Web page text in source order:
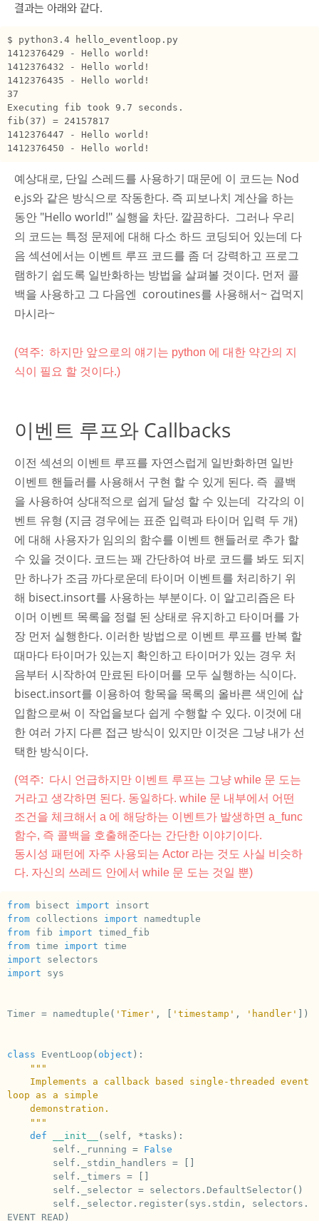
결과는 아래와 같다.
$ python3.4 hello_eventloop.py
1412376429 - Hello world!
1412376432 - Hello world!
1412376435 - Hello world!
37
Executing fib took 9.7 seconds.
fib(37) = 24157817
1412376447 - Hello world!
1412376450 - Hello world!
예상대로, 단일 스레드를 사용하기 때문에 이 코드는 Nod
e.js와 같은 방식으로 작동한다. 즉 피보나치 계산을 하는
동안 "Hello world!" 실행을 차단. 깔끔하다. 그러나 우리
의 코드는 특정 문제에 대해 다소 하드 코딩되어 있는데 다
음 섹션에서는 이벤트 루프 코드를 좀 더 강력하고 프로그
램하기 쉽도록 일반화하는 방법을 살펴볼 것이다. 먼저 콜
백을 사용하고 그 다음엔 coroutines를 사용해서~ 겁먹지
마시라~
(역주: 하지만 앞으로의 얘기는 python 에 대한 약간의 지
식이 필요 할 것이다.)
이벤트 루프와 Callbacks
이전 섹션의 이벤트 루프를 자연스럽게 일반화하면 일반
이벤트 핸들러를 사용해서 구현 할 수 있게 된다. 즉 콜백
을 사용하여 상대적으로 쉽게 달성 할 수 있는데 각각의 이
벤트 유형 (지금 경우에는 표준 입력과 타이머 입력 두 개)
에 대해 사용자가 임의의 함수를 이벤트 핸들러로 추가 할
수 있을 것이다. 코드는 꽤 간단하여 바로 코드를 봐도 되지
만 하나가 조금 까다로운데 타이머 이벤트를 처리하기 위
해 bisect.insort를 사용하는 부분이다. 이 알고리즘은 타
이머 이벤트 목록을 정렬 된 상태로 유지하고 타이머를 가
장 먼저 실행한다. 이러한 방법으로 이벤트 루프를 반복 할
때마다 타이머가 있는지 확인하고 타이머가 있는 경우 처
음부터 시작하여 만료된 타이머를 모두 실행하는 식이다.
bisect.insort를 이용하여 항목을 목록의 올바른 색인에 삽
입함으로써 이 작업을보다 쉽게 수행할 수 있다. 이것에 대
한 여러 가지 다른 접근 방식이 있지만 이것은 그냥 내가 선
택한 방식이다.
(역주: 다시 언급하지만 이벤트 루프는 그냥 while 문 도는
거라고 생각하면 된다. 동일하다. while 문 내부에서 어떤
조건을 체크해서 a 에 해당하는 이벤트가 발생하면 a_func
함수, 즉 콜백을 호출해준다는 간단한 이야기이다.
동시성 패턴에 자주 사용되는 Actor 라는 것도 사실 비슷하
다. 자신의 쓰레드 안에서 while 문 도는 것일 뿐)
from bisect import
insort
from
collections import
namedtuple
from
fib import timed_fib
from time import time
import
selectors
import
sys
Timer = namedtuple ( 'Timer' , [ 'timestamp' , 'handler' ])
class EventLoop ( object ):
"""
loop as a simple
    demonstration.
    """
def
__init__ ( self , *tasks ):
self . _running =
False
self . _stdin_handlers =
[]
self . _timers =
[]
self . _selector = selectors . DefaultSelector()
self . _selector. register( sys . stdin , selectors .
EVENT_READ )